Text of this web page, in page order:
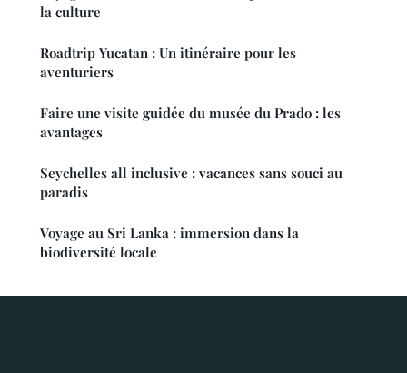
la culture
Roadtrip Yucatan : Un itinéraire pour les
aventuriers
Faire une visite guidée du musée du Prado : les
avantages
Seychelles all inclusive : vacances sans souci au
paradis
Voyage au Sri Lanka : immersion dans la
biodiversité locale